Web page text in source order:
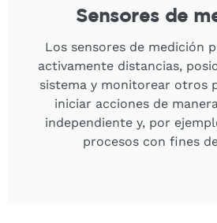
Sensores de
Los sensores de medición
activamente distancias,
sistema y monitorear otros
iniciar acciones de
independiente y, por
procesos con fines